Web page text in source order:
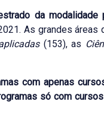
da modalidade
As grandes áreas
(153), as
com apenas
só com